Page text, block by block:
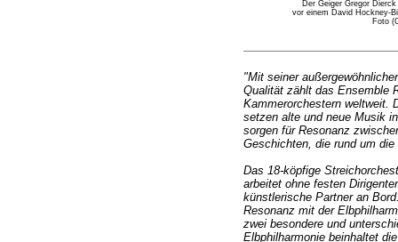
Der Geiger Gregor
vor einem David Hockney-
Foto
"Mit seiner
Qualität zählt das Ensemble
Kammerorchestern weltweit.
setzen alte und neue Musik
sorgen für Resonanz
Geschichten, die rund um
Das 18-köpfige
arbeitet ohne festen
künstlerische Partner an
Resonanz mit der
zwei besondere und
Elbphilharmonie beinhaltet